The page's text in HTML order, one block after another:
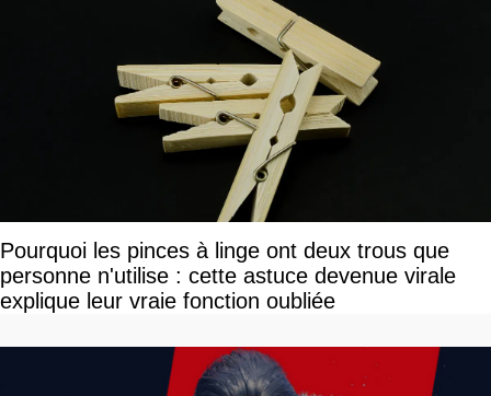
Pourquoi les pinces à linge ont deux trous que
personne n'utilise : cette astuce devenue virale
explique leur vraie fonction oubliée